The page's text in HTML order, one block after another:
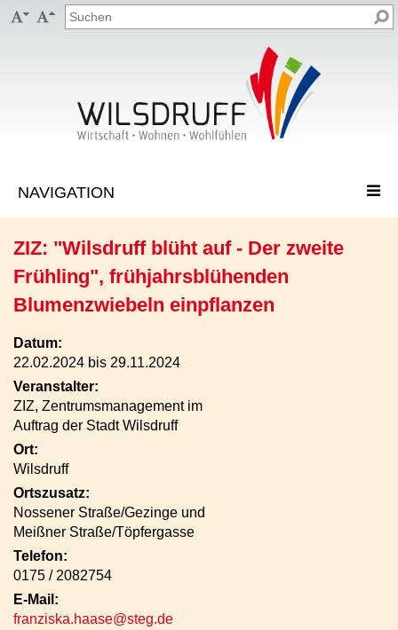
 
ZIZ: "Wilsdruff blüht auf - Der zweite
Frühling", frühjahrsblühenden
Blumenzwiebeln einpflanzen
Datum:
22.02.2024 bis 29.11.2024
Veranstalter:
ZIZ, Zentrumsmanagement im
Auftrag der Stadt Wilsdruff
Ort:
Wilsdruff
Ortszusatz:
Nossener Straße/Gezinge und
Meißner Straße/Töpfergasse
Telefon:
0175 / 2082754
E-Mail:
franziska.haase@steg.de